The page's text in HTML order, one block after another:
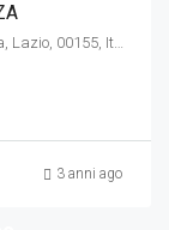
89, Via di Tor Sapienza, Municipio Roma V, Roma, Lazio, 00155, Italia
3 anni ago